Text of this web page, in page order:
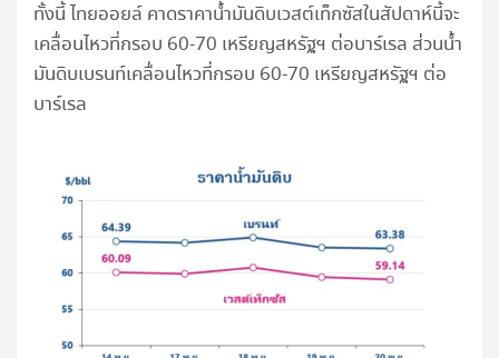
ทั้งนี้ ไทยออยล์ คาดราคาน้ำมันดิบเวสต์เท็กซัสในสัปดาห์นี้จะ
เคลื่อนไหวที่กรอบ 60-70 เหรียญสหรัฐฯ ต่อบาร์เรล ส่วนน้ำ
มันดิบเบรนท์เคลื่อนไหวที่กรอบ 60-70 เหรียญสหรัฐฯ ต่อ
บาร์เรล